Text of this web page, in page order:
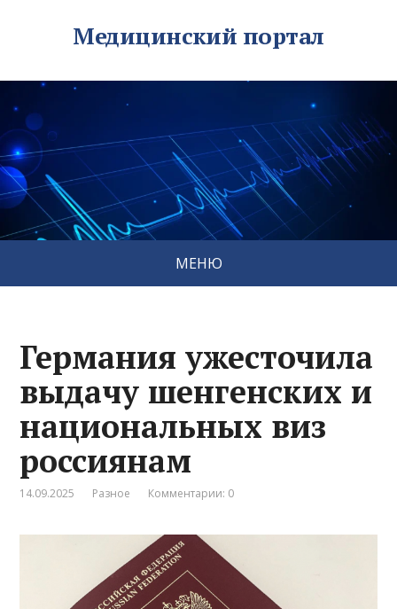
Медицинский портал
МЕНЮ
Германия ужесточила
выдачу шенгенских и
национальных виз
россиянам
14.09.2025 Разное Комментарии: 0